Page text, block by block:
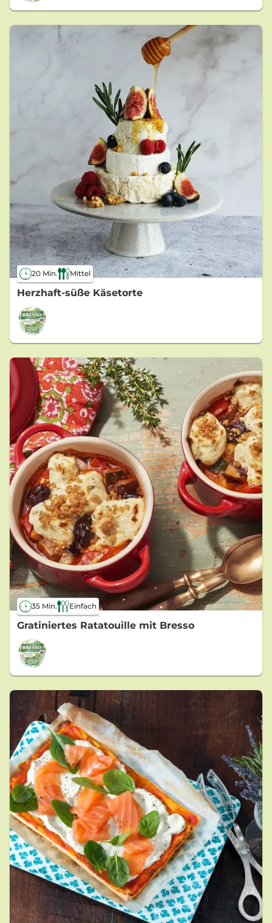
20 Min. Mittel
Herzhaft-süße Käsetorte
35 Min. Einfach
Gratiniertes Ratatouille mit Bresso